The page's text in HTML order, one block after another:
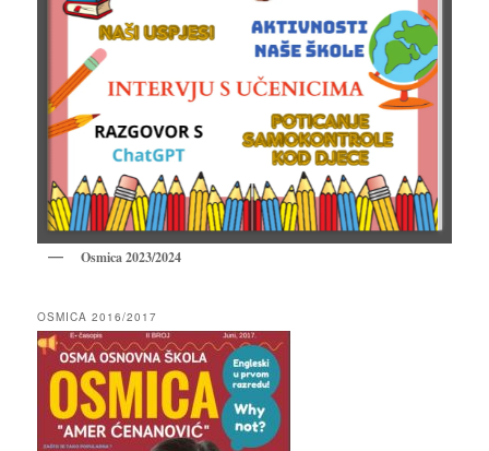
Osmica 2023/2024
OSMICA 2016/2017